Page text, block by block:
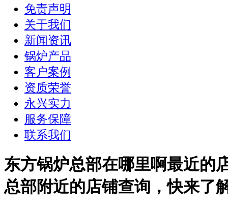
免责声明
关于我们
新闻资讯
锅炉产品
客户案例
资质荣誉
永兴实力
服务保障
联系我们
东方锅炉总部在哪里啊最近的
总部附近的店铺查询，快来了